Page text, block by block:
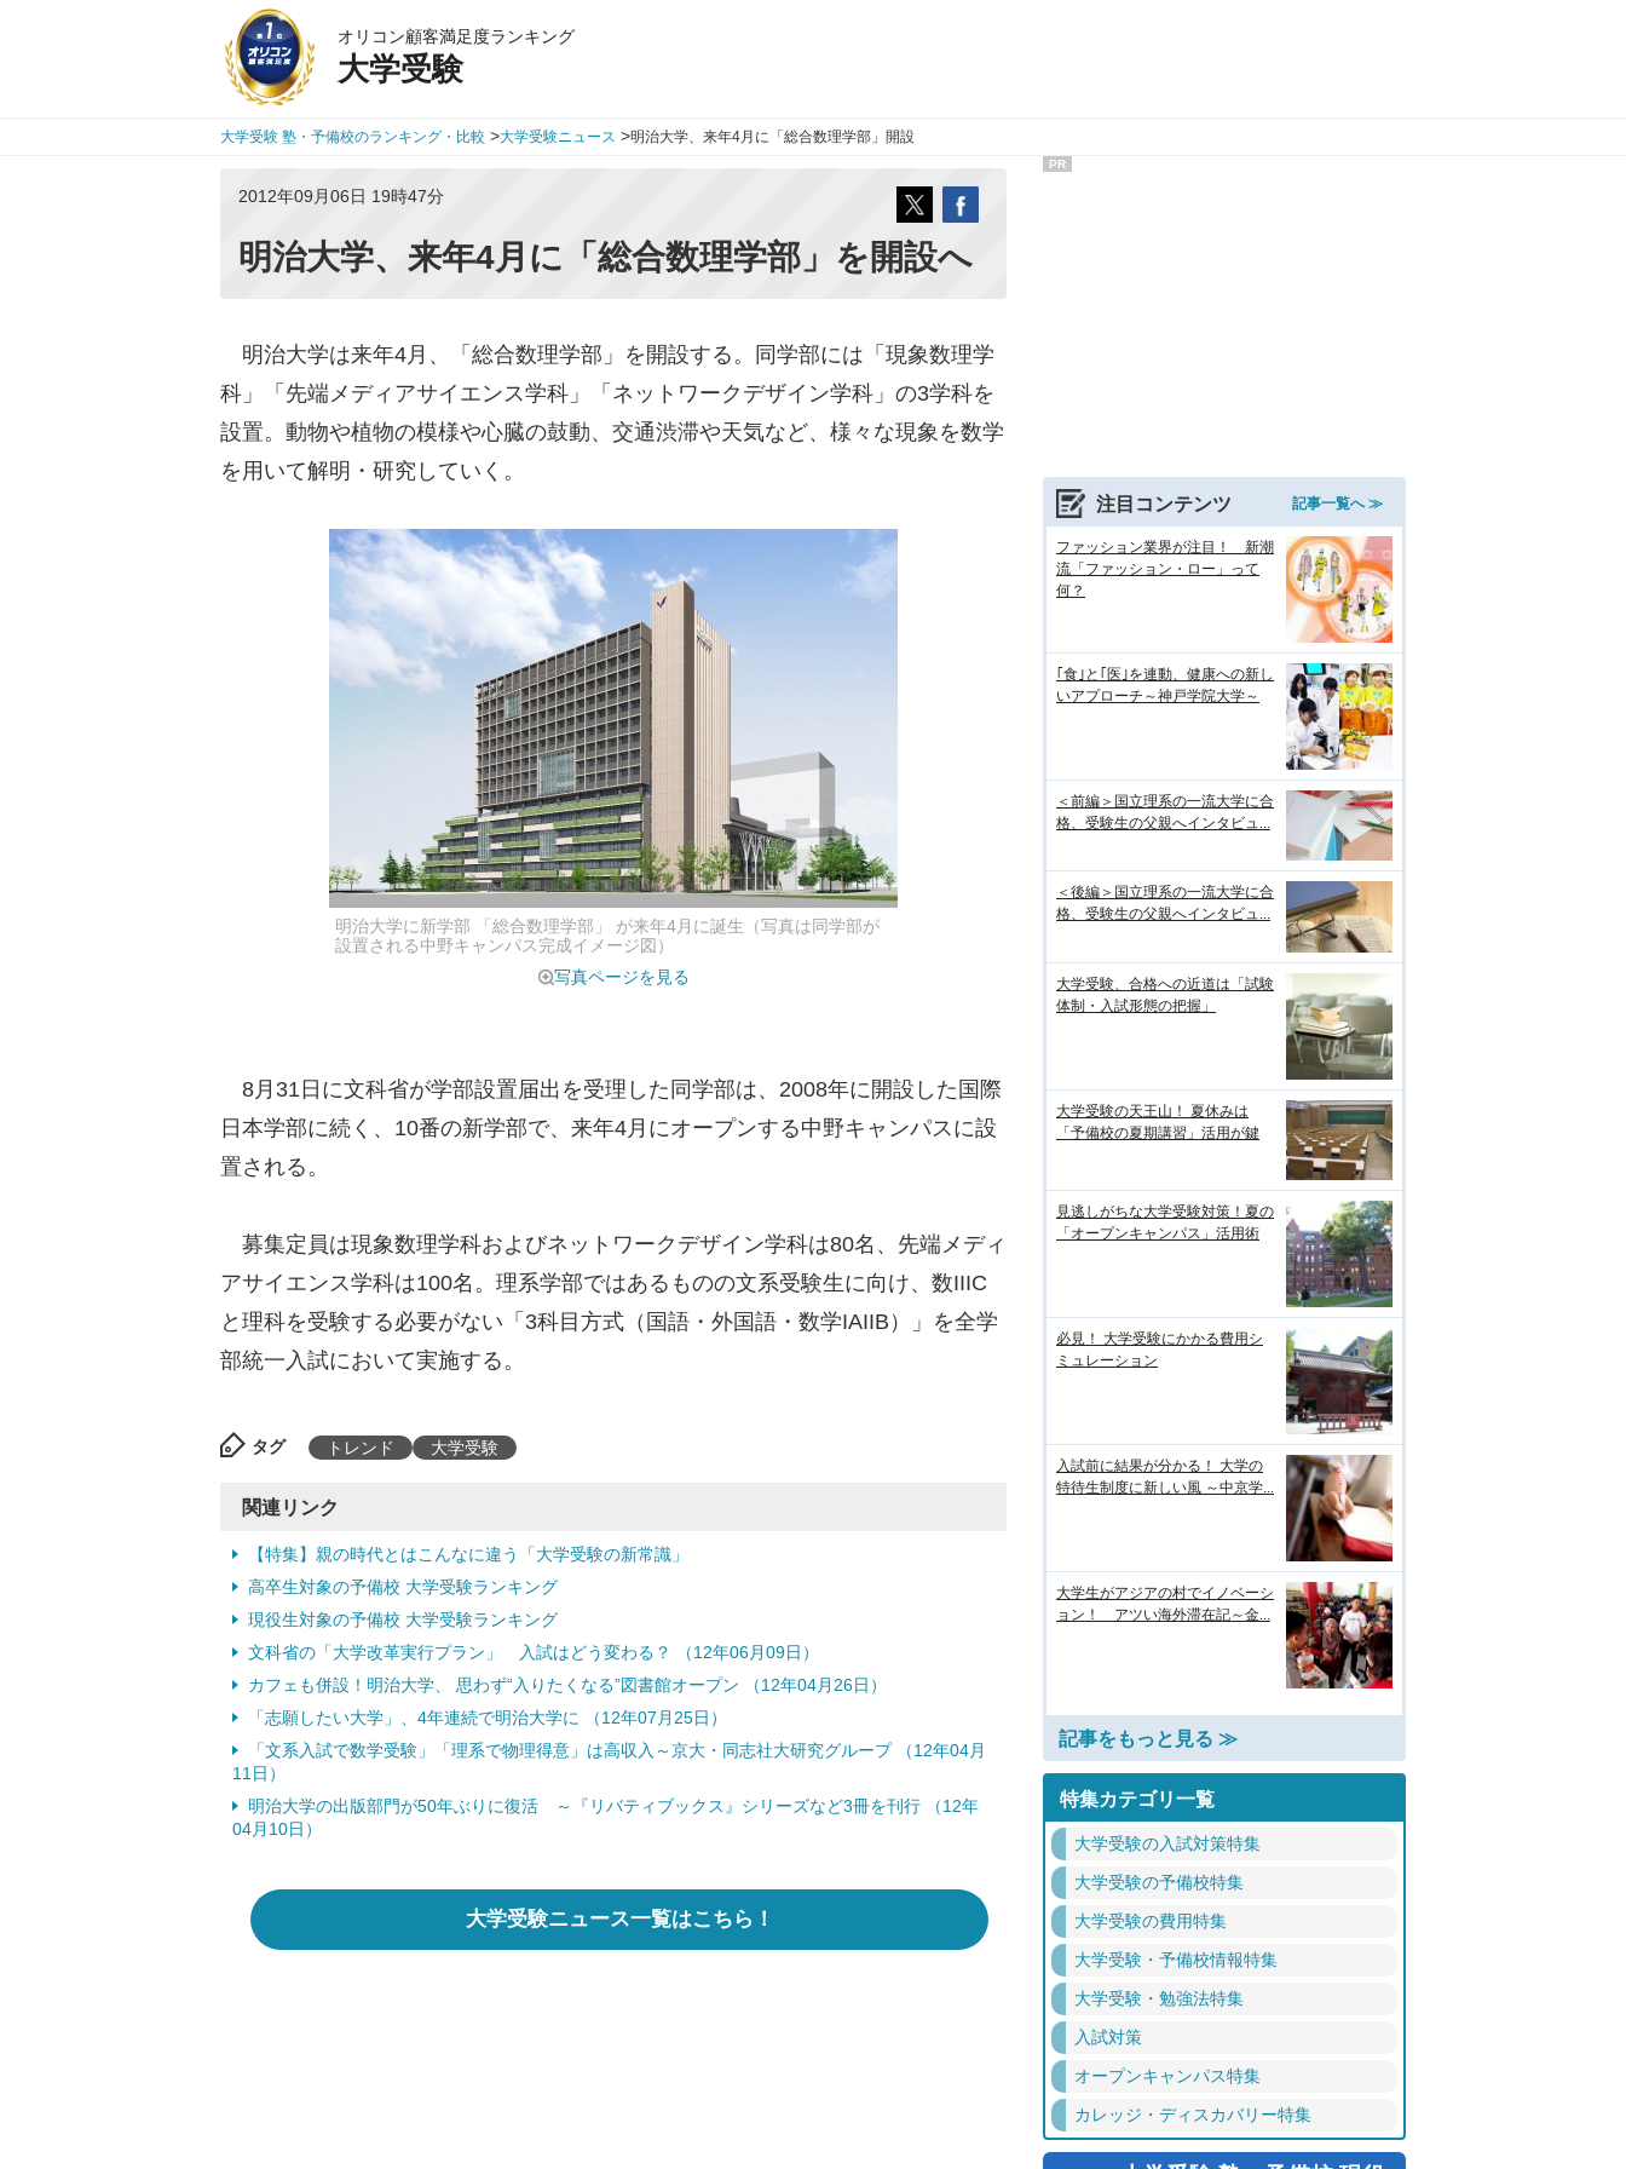
オリコン顧客満足度ランキング
大学受験
大学受験 塾・予備校のランキング・比較 >大学受験ニュース >明治大学、来年4月に「総合数理学部」開設
2012年09月06日 19時47分
明治大学、来年4月に「総合数理学部」を開設へ
明治大学は来年4月、「総合数理学部」を開設する。同学部には「現象数理学
科」「先端メディアサイエンス学科」「ネットワークデザイン学科」の3学科を
設置。動物や植物の模様や心臓の鼓動、交通渋滞や天気など、様々な現象を数学
を用いて解明・研究していく。
明治大学に新学部 「総合数理学部」 が来年4月に誕生（写真は同学部が
設置される中野キャンパス完成イメージ図）
写真ページを見る
8月31日に文科省が学部設置届出を受理した同学部は、2008年に開設した国際
日本学部に続く、10番の新学部で、来年4月にオープンする中野キャンパスに設
置される。
募集定員は現象数理学科およびネットワークデザイン学科は80名、先端メディ
アサイエンス学科は100名。理系学部ではあるものの文系受験生に向け、数IIIC
と理科を受験する必要がない「3科目方式（国語・外国語・数学IAIIB）」を全学
部統一入試において実施する。
タグ トレンド 大学受験
関連リンク
【特集】親の時代とはこんなに違う「大学受験の新常識」
高卒生対象の予備校 大学受験ランキング
現役生対象の予備校 大学受験ランキング
文科省の「大学改革実行プラン」 入試はどう変わる？ （12年06月09日）
カフェも併設！明治大学、 思わず“入りたくなる”図書館オープン （12年04月26日）
「志願したい大学」、4年連続で明治大学に （12年07月25日）
「文系入試で数学受験」「理系で物理得意」は高収入～京大・同志社大研究グループ （12年04月
11日）
明治大学の出版部門が50年ぶりに復活 ～『リバティブックス』シリーズなど3冊を刊行 （12年
04月10日）
大学受験ニュース一覧はこちら！
PR
注目コンテンツ 記事一覧へ ≫
ファッション業界が注目！ 新潮
流「ファッション・ロー」って
何？
｢食｣と｢医｣を連動、健康への新し
いアプローチ～神戸学院大学～
＜前編＞国立理系の一流大学に合
格、受験生の父親へインタビュ...
＜後編＞国立理系の一流大学に合
格、受験生の父親へインタビュ...
大学受験、合格への近道は「試験
体制・入試形態の把握」
大学受験の天王山！ 夏休みは
「予備校の夏期講習」活用が鍵
見逃しがちな大学受験対策！夏の
「オープンキャンパス」活用術
必見！ 大学受験にかかる費用シ
ミュレーション
入試前に結果が分かる！ 大学の
特待生制度に新しい風 ～中京学...
大学生がアジアの村でイノベーシ
ョン！ アツい海外滞在記～金...
記事をもっと見る ≫
特集カテゴリ一覧
大学受験の入試対策特集
大学受験の予備校特集
大学受験の費用特集
大学受験・予備校情報特集
大学受験・勉強法特集
入試対策
オープンキャンパス特集
カレッジ・ディスカバリー特集